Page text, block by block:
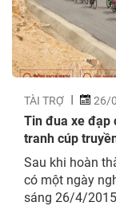
TÀI TRỢ 26/
Tin đua xe đạp
tranh cúp
27 – năm 2015”
Sau khi hoàn
có một ngày
sáng 26/4/